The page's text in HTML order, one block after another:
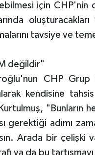
için CHP'nin
tavsiye ve
değildir"
CHP Grup
kendisine
"Bunların
gerektiği adımı
Arada bir çelişki
ya da bu